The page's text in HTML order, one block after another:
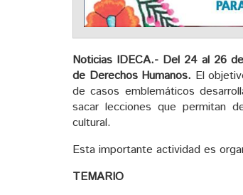
Noticias IDECA.- Del 24 al 26
de Derechos Humanos. El
de casos emblemáticos
sacar lecciones que permitan
cultural.
Esta importante actividad es
TEMARIO